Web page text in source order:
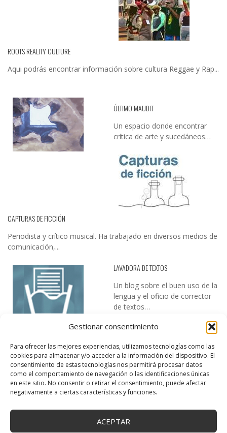
Gestionar consentimiento
Para ofrecer las mejores experiencias, utilizamos tecnologías como las
cookies para almacenar y/o acceder a la información del dispositivo. El
consentimiento de estas tecnologías nos permitirá procesar datos
como el comportamiento de navegación o las identificaciones únicas
en este sitio. No consentir o retirar el consentimiento, puede afectar
negativamente a ciertas características y funciones.
ACEPTAR
ROOTS REALITY CULTURE
Aqui podrás encontrar información sobre cultura Reggae y Rap...
ÚLTIMO MAUDIT
Un espacio donde encontrar
crítica de arte y sucedáneos…
CAPTURAS DE FICCIÓN
Periodista y crítico musical. Ha trabajado en diversos medios de
comunicación,...
LAVADORA DE TEXTOS
Un blog sobre el buen uso de la
lengua y el oficio de corrector
de textos…
DESIREE MARTÍN